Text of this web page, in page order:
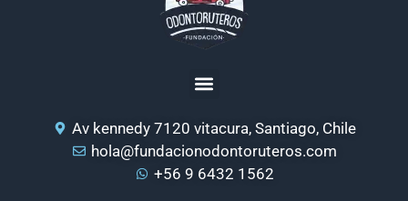
Av kennedy 7120 vitacura, Santiago, Chile
hola@fundacionodontoruteros.com
+56 9 6432 1562